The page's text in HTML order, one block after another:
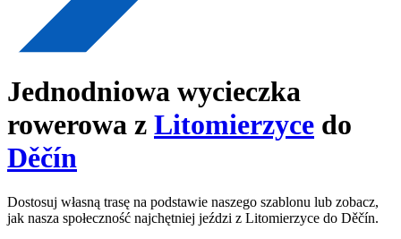
Jednodniowa wycieczka
rowerowa z Litomierzyce do
Děčín
Dostosuj własną trasę na podstawie naszego szablonu lub zobacz,
jak nasza społeczność najchętniej jeździ z Litomierzyce do Děčín.